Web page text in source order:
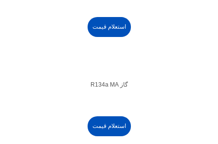
استعلام قیمت
گاز R134a MA
استعلام قیمت